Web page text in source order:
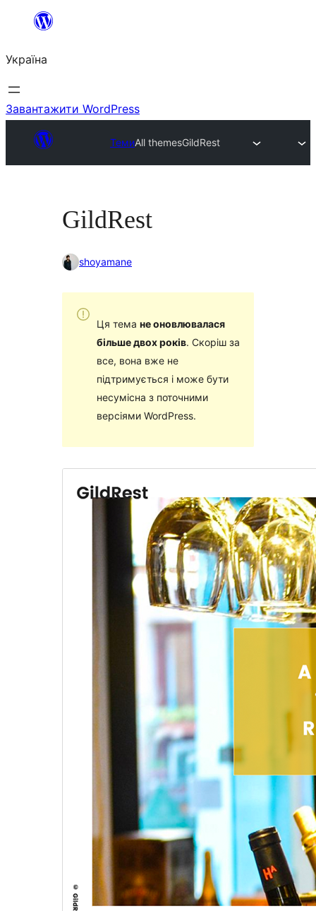
Перейти
вмісту
Україна
Завантажити WordPress
ТемиAll themesGildRest
GildRest
shoyamane
Ця тема не оновлювалася
більше двох років. Скоріш за
все, вона вже не
підтримується і може бути
несумісна з поточними
версіями WordPress.